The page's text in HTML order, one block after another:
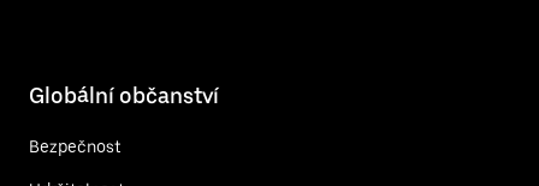
Globální občanství
Bezpečnost